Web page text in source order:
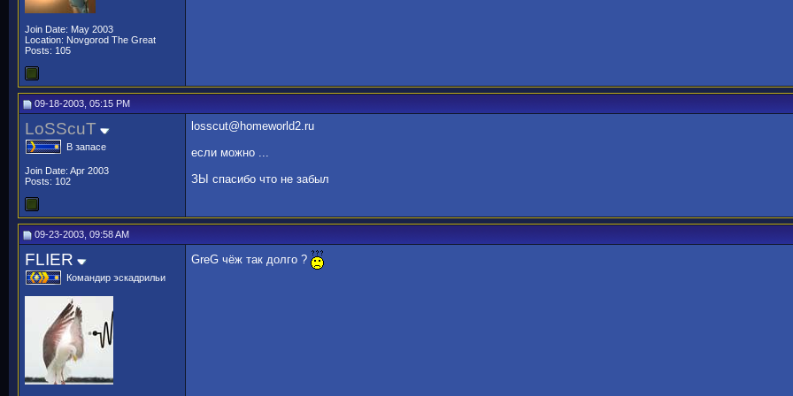
Join Date: May 2003
Location: Novgorod The Great
Posts: 105
09-18-2003, 05:15 PM
LoSScuT
В запасе
Join Date: Apr 2003
Posts: 102
losscut@homeworld2.ru
если можно ...
ЗЫ спасибо что не забыл
09-23-2003, 09:58 AM
FLIER
Командир эскадрильи
GreG чёж так долго ?